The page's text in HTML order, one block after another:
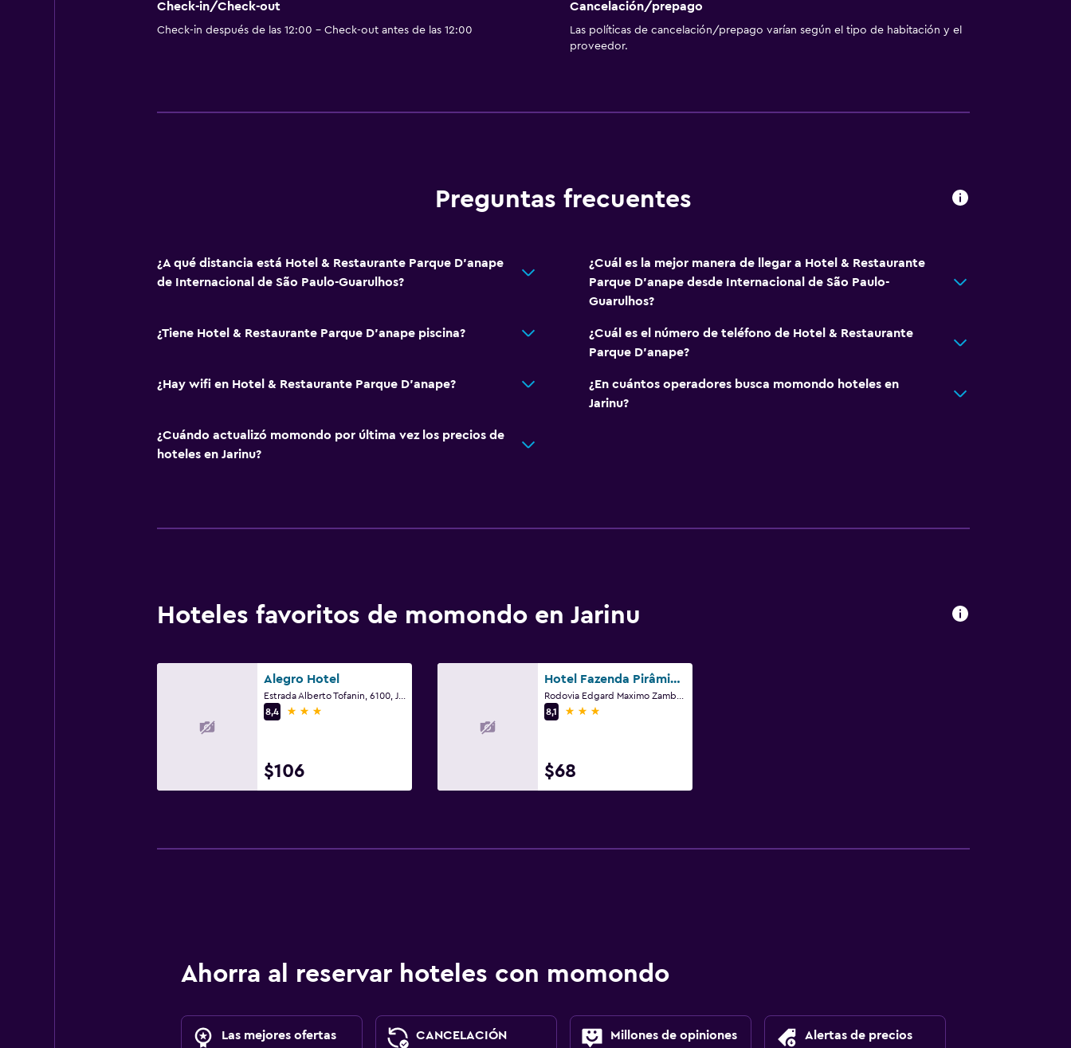
Check-in/Check-out
Check-in después de las 12:00 - Check-out antes de las 12:00
Cancelación/prepago
Las políticas de cancelación/prepago varían según el tipo de habitación y el
proveedor.
Preguntas frecuentes
¿A qué distancia está Hotel & Restaurante Parque D'anape
de Internacional de São Paulo-Guarulhos?
¿Cuál es la mejor manera de llegar a Hotel & Restaurante
Parque D'anape desde Internacional de São Paulo-
Guarulhos?
¿Tiene Hotel & Restaurante Parque D'anape piscina?
¿Cuál es el número de teléfono de Hotel & Restaurante
Parque D'anape?
¿Hay wifi en Hotel & Restaurante Parque D'anape?
¿En cuántos operadores busca momondo hoteles en
Jarinu?
¿Cuándo actualizó momondo por última vez los precios de
hoteles en Jarinu?
Hoteles favoritos de momondo en Jarinu
Alegro Hotel
8,4
3 estrellas
$106
Hotel Fazenda Pirâmides
8,1
3 estrellas
$68
Ahorra al reservar hoteles con momondo
Las mejores ofertas CANCELACIÓN Millones de opiniones Alertas de precios